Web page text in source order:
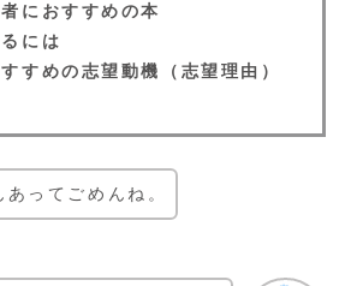
におすすめの本
には
すめの志望動機（志望理由）
あってごめんね。